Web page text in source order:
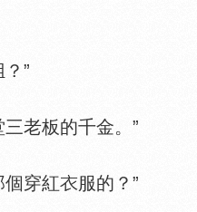
？”
老板的千金。”
穿紅 服的？”